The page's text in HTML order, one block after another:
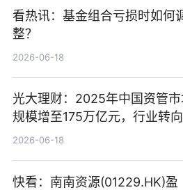
看热讯：基金组合亏损时如何
整？
2026-06-18
光大理财：2025年中国资管市
规模增至175万亿元，行业转向
“量质并重”
2026-06-18
快看：南南资源(01229.HK)盈